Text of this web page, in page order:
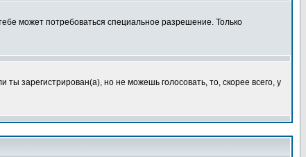
может потребоваться специальное разрешение. Только
зарегистрирован(а), но не можешь голосовать, то, скорее всего, у